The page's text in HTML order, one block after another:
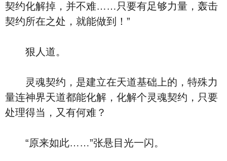
契约化解掉，并不难……只要有足够力量，轰击
契约所在之处，就能做到！”
狠人道。
灵魂契约，是建立在天道基础上的，特殊力
量连神界天道都能化解，化解个灵魂契约，只要
处理得当，又有何难？
“原来如此……”张悬目光一闪。